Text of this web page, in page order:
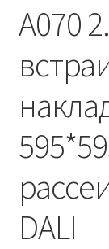
Политика
Сертификаты
A070
DALI